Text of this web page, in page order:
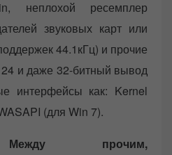
неплохой ресемплер
звуковых карт или
44.1кГц) и прочие
и даже 32-битный вывод
интерфейсы как: Kernel
(для Win 7).
Между прочим,